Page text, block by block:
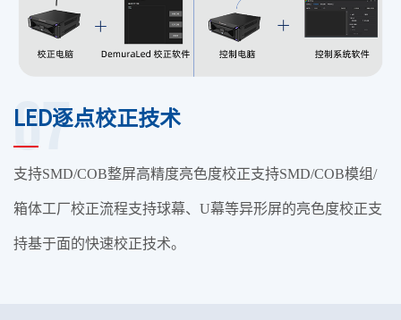
LED逐点校正技术
07
支持SMD/COB整屏高精度亮色度校正支持SMD/COB模组/
箱体工厂校正流程支持球幕、U幕等异形屏的亮色度校正支
持基于面的快速校正技术。